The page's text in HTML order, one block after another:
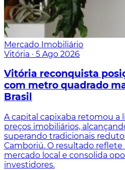
Mercado Imobiliário
Vitória · 5 Ago 2026
Vitória reconquista
com metro quadrado
Brasil
A capital capixaba retomou a
preços imobiliários,
superando tradicionais
Camboriú. O resultado reflete
mercado local e consolida
investidores.